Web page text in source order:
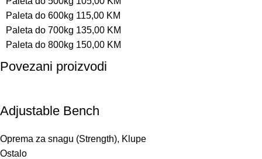
Paleta do 600kg 115,00 KM
Paleta do 700kg 135,00 KM
Paleta do 800kg 150,00 KM
Povezani proizvodi
Adjustable Bench
Oprema za snagu (Strength), Klupe
Ostalo